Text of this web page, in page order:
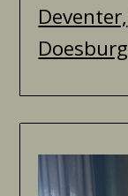
Deventer,
Doesburg